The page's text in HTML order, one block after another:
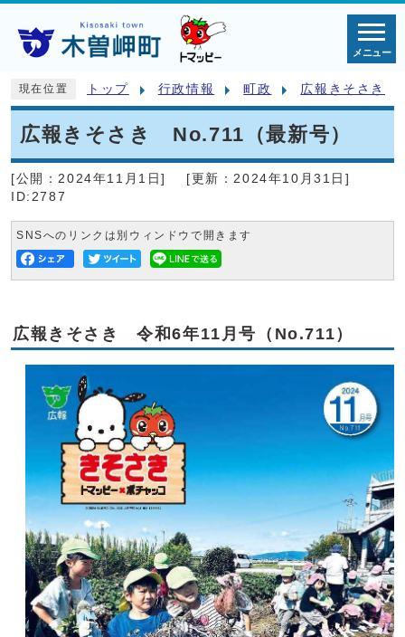
メニュー
現在位置 トップ 行政情報 町政 広報きそさき
広報きそさき No.711（最新号）
[公開： 2024年11月1日] [更新： 2024年10月31日]
ID:2787
SNSへのリンクは別ウィンドウで開きます
広報きそさき 令和6年11月号（No.711）